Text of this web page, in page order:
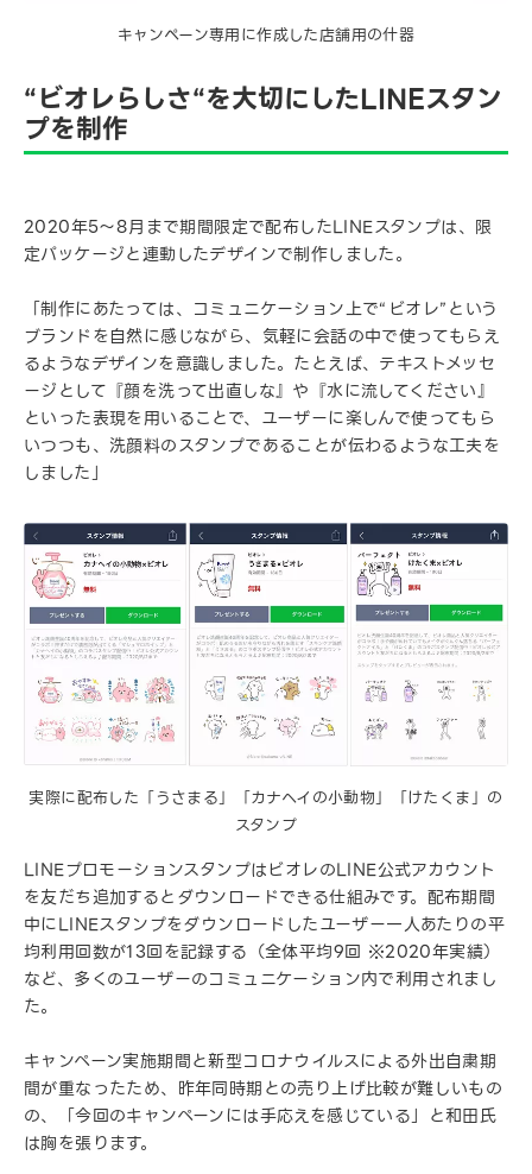
キャンペーン専用に作成した店舗用の什器
“ビオレらしさ“を大切にしたLINEスタン
プを制作
2020年5～8月まで期間限定で配布したLINEスタンプは、限
定パッケージと連動したデザインで制作しました。
「制作にあたっては、コミュニケーション上で“ビオレ”という
ブランドを自然に感じながら、気軽に会話の中で使ってもらえ
るようなデザインを意識しました。たとえば、テキストメッセ
ージとして『顔を洗って出直しな』や『水に流してください』
といった表現を用いることで、ユーザーに楽しんで使ってもら
いつつも、洗顔料のスタンプであることが伝わるような工夫を
しました」
実際に配布した「うさまる」「カナヘイの小動物」「けたくま」の
スタンプ
LINEプロモーションスタンプはビオレのLINE公式アカウント
を友だち追加するとダウンロードできる仕組みです。配布期間
中にLINEスタンプをダウンロードしたユーザー一人あたりの平
均利用回数が13回を記録する（全体平均9回 ※2020年実績）
など、多くのユーザーのコミュニケーション内で利用されまし
た。
キャンペーン実施期間と新型コロナウイルスによる外出自粛期
間が重なったため、昨年同時期との売り上げ比較が難しいもの
の、「今回のキャンペーンには手応えを感じている」と和田氏
は胸を張ります。